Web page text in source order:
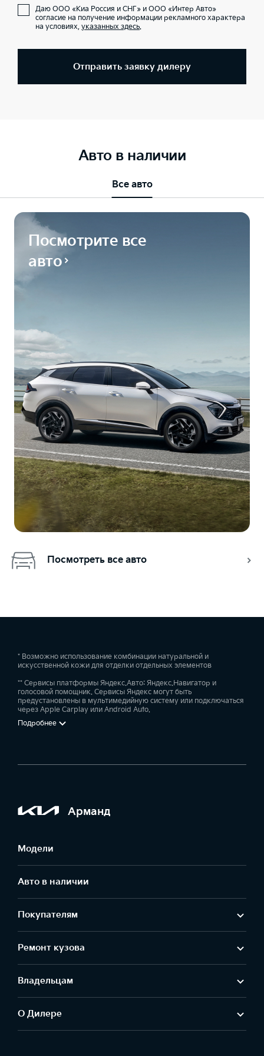
Даю ООО «Киа Россия и СНГ» и ООО «Интер Авто»
согласие на получение информации рекламного характера
на условиях, указанных здесь.
Отправить заявку дилеру
Авто в наличии
Все авто
Посмотрите все
авто
Посмотреть все авто
* Возможно использование комбинации натуральной и
искусственной кожи для отделки отдельных элементов
** Сервисы платформы Яндекс.Авто: Яндекс.Навигатор и
голосовой помощник. Сервисы Яндекс могут быть
предустановлены в мультимедийную систему или подключаться
через Apple Carplay или Android Auto.
Подробнее
Арманд
Модели
Авто в наличии
Покупателям
Ремонт кузова
Владельцам
О Дилере